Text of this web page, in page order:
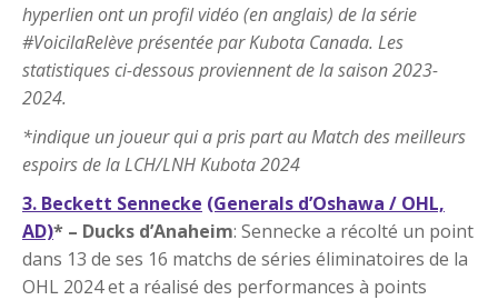
hyperlien ont un profil vidéo (en anglais) de la série
#VoicilaRelève présentée par Kubota Canada. Les
statistiques ci-dessous proviennent de la saison 2023-
2024.
*indique un joueur qui a pris part au Match des meilleurs
espoirs de la LCH/LNH Kubota 2024
3. Beckett Sennecke (Generals d’Oshawa / OHL,
AD)* – Ducks d’Anaheim: Sennecke a récolté un point
dans 13 de ses 16 matchs de séries éliminatoires de la
OHL 2024 et a réalisé des performances à points